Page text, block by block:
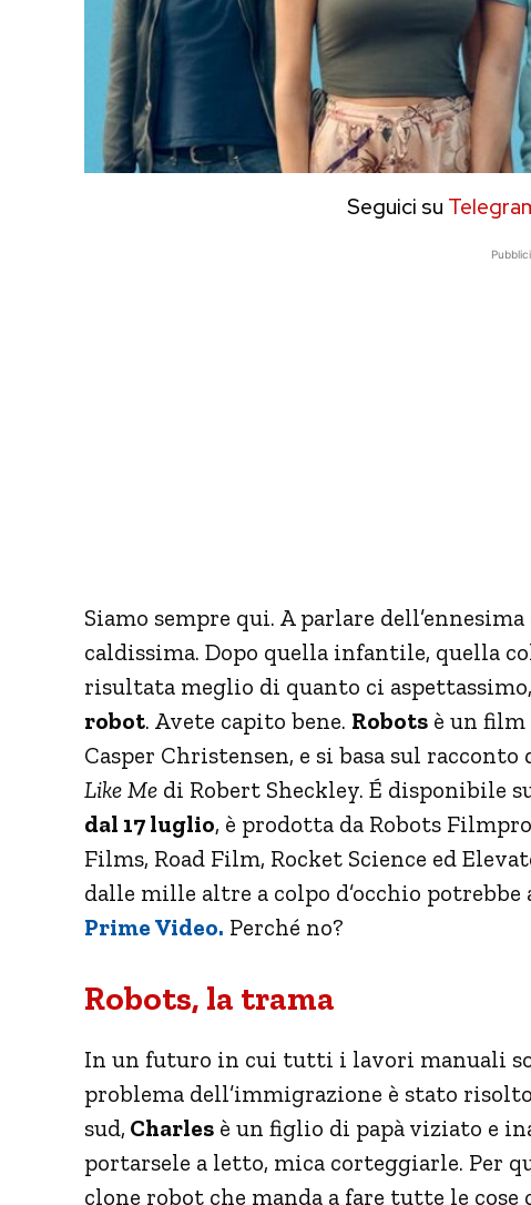
Seguici su
Siamo sempre qui. A parlare
caldissima. Dopo quella infantile, quella
risultata meglio di quanto ci
robot. Avete capito bene. Robots è un
Casper Christensen, e si basa sul
Like Me di Robert Sheckley. É disponibile
dal 17 luglio, è prodotta da Robots
Films, Road Film, Rocket Science ed
dalle mille altre a colpo d’occhio
Prime Video. Perché no?
Robots, la trama
In un futuro in cui tutti i lavori manuali
problema dell’immigrazione è stato
sud, Charles è un figlio di papà viziato e
portarsele a letto, mica corteggiarle. Per
clone robot che manda a fare tutte le cose